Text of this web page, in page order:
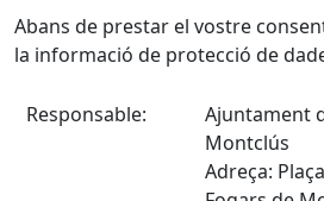
Abans de prestar el vostre
la informació de protecció de
Responsable:
Ajuntament
Montclús
Adreça: